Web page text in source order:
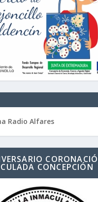
Radio Alfares
CONCEPCIÓN